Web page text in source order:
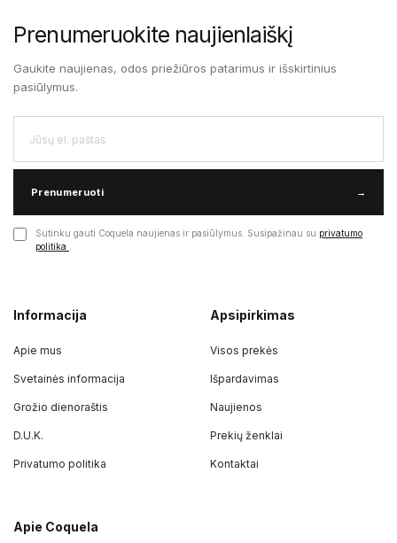
Prenumeruokite naujienlaiškį
Gaukite naujienas, odos priežiūros patarimus ir išskirtinius
pasiūlymus.
Prenumeruoti →
Sutinku gauti Coquela naujienas ir pasiūlymus. Susipažinau su privatumo
politika
Informacija
Apie mus
Svetainės informacija
Grožio dienoraštis
D.U.K.
Privatumo politika
Apsipirkimas
Visos prekės
Išpardavimas
Naujienos
Prekių ženklai
Kontaktai
Apie Coquela